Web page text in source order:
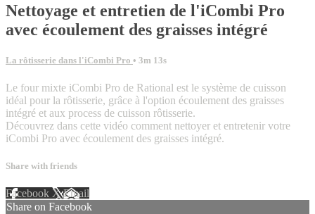
Nettoyage et entretien de l'iCombi Pro
avec écoulement des graisses intégré
La rôtisserie dans l'iCombi Pro • 3m 13s
Le four mixte iCombi Pro de Rational est le système de cuisson
idéal pour la rôtisserie, grâce à l'option écoulement des graisses
intégré et aux process de cuisson rôtisserie.
Découvrez dans cette vidéo comment nettoyer et entretenir votre
iCombi Pro avec écoulement des graisses intégré.
Share with friends
Facebook XEmail
Share on Facebook